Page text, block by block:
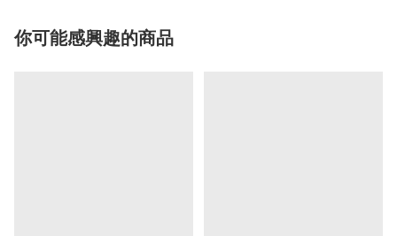
你可能感興趣的商品